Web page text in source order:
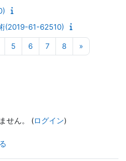
(2019-61-62510)
3ージ 4
5ページ 5
6ページ 6
7ページ 7
8ページ 8
»次のページ
せん。 (ログイン)